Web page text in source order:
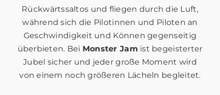
Rückwärtssaltos und fliegen durch die Luft,
während sich die Pilotinnen und Piloten an
Geschwindigkeit und Können gegenseitig
überbieten. Bei Monster Jam ist begeisterter
Jubel sicher und jeder große Moment wird
von einem noch größeren Lächeln begleitet.